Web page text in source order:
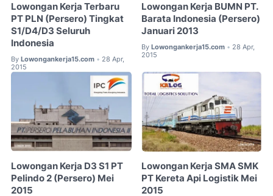
Lowongan Kerja Terbaru
PT PLN (Persero) Tingkat
S1/D4/D3 Seluruh
Indonesia
By Lowongankerja15.com • 28 Apr,
2015
Lowongan Kerja BUMN PT.
Barata Indonesia (Persero)
Januari 2013
By Lowongankerja15.com • 28 Apr,
2015
Lowongan Kerja D3 S1 PT
Pelindo 2 (Persero) Mei
2015
Lowongan Kerja SMA SMK
PT Kereta Api Logistik Mei
2015